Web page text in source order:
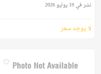
نشر في 19 يوليو 2026
لا يوجد سعر